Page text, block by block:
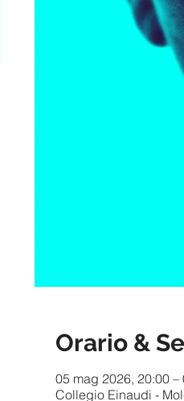
Orario &
05 mag 2026, 20:00
Collegio Einaudi -